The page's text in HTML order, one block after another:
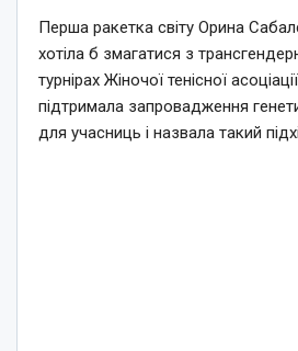
Перша ракетка світу Орина
хотіла б змагатися з
турнірах Жіночої тенісної
підтримала запровадження
для учасниць і назвала такий